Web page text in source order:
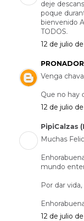
deje
poque
bienvenido
TODOS.
12 de julio
Venga
Que no hay
12 de julio
PipiCalzas
Muchas
mundo
Por dar
12 de julio de